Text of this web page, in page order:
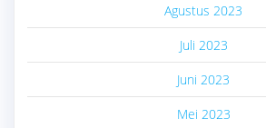
Agustus 2023
Juli 2023
Juni 2023
Mei 2023